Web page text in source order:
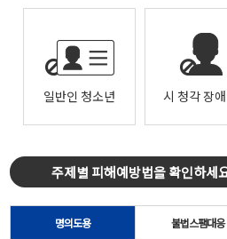
일반인 청소년 시 청각 장
주제별 피해예방법을 확인하세
명의도용 불법스팸대응